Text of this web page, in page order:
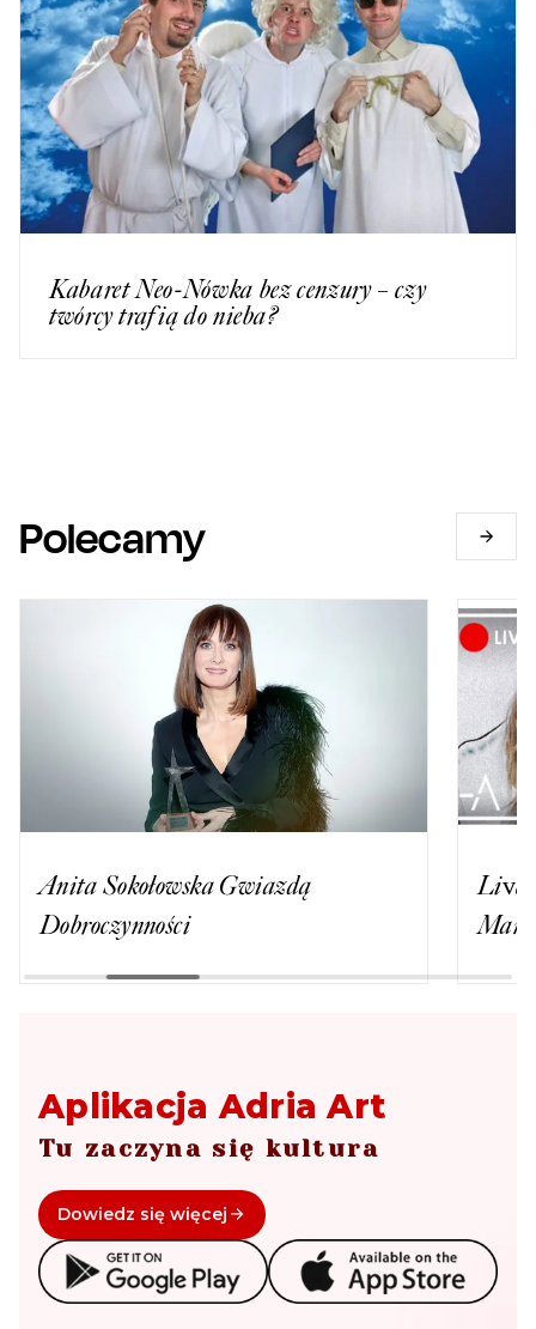
Kabaret Neo-Nówka bez cenzury – czy
twórcy trafią do nieba?
Polecamy
Anita Sokołowska Gwiazdą
Dobroczynności
Live
Aplikacja Adria Art
Tu zaczyna się kultura
Dowiedz się więcej